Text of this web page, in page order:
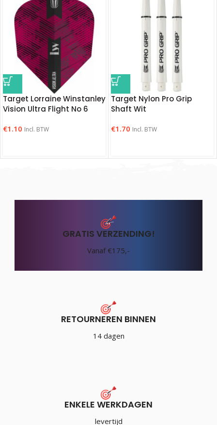
Target Lorraine Winstanley
Vision Ultra Flight No 6
€1.10 Incl. BTW
Target Nylon Pro Grip
Shaft Wit
€1.70 Incl. BTW
GRATIS VERZENDING!
Vanaf €175,-
RETOURNEREN BINNEN
14 dagen
ENKELE WERKDAGEN
levertijd